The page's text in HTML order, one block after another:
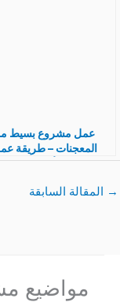
عمل مشروع بسيط
المعجنات – طريقة
الأدوسية
→ المقالة السابقة
مواضيع